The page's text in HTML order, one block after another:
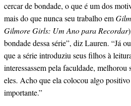
cercar de bondade, o que é um dos
mais do que nunca seu trabalho em
Gilmore Girls: Um Ano para Recordar
bondade dessa série”, diz Lauren. “Já
que a série introduziu seus filhos à
interessassem pela faculdade,
eles. Acho que ela colocou algo
importante.”